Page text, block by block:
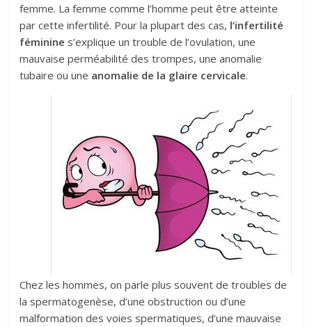
femme. La femme comme l’homme peut être atteinte
par cette infertilité. Pour la plupart des cas, l’infertilité
féminine s’explique un trouble de l’ovulation, une
mauvaise perméabilité des trompes, une anomalie
tubaire ou une anomalie de la glaire cervicale.
Chez les hommes, on parle plus souvent de troubles de
la spermatogenèse, d’une obstruction ou d’une
malformation des voies spermatiques, d’une mauvaise